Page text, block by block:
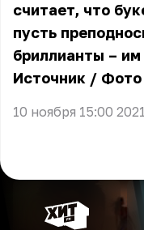
считает, что
пусть
бриллианты – им
Источник / Фото
10 ноября 15:00 2021